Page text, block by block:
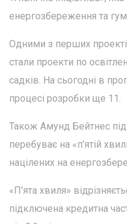
енергозбереження та
Одними з перших
стали проекти по
садків. На сьогодні в
процесі розробки ще 11.
Також Амунд Бейтнес
перебуває на «п’ятій
націлених на
«П’ята хвиля»
підключена кредитна